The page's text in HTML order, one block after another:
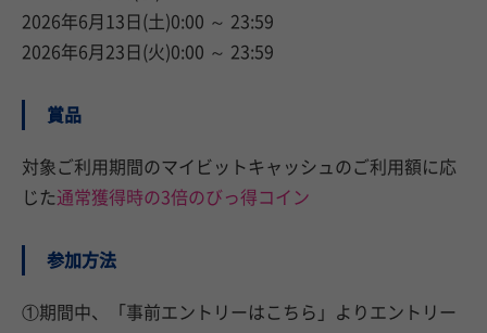
2026年6月13日(土)0:00 ～ 23:59
2026年6月23日(火)0:00 ～ 23:59
賞品
対象ご利用期間のマイビットキャッシュのご利用額に応
じた通常獲得時の3倍のびっ得コイン
参加方法
①期間中、「事前エントリーはこちら」よりエントリー